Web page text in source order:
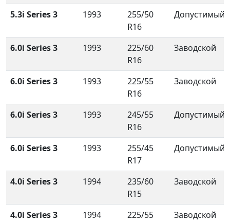
5.3i Series 3 1993
255/50
R16
Допустимый
6.0i Series 3 1993
225/60
R16
Заводской
6.0i Series 3 1993
225/55
R16
Заводской
6.0i Series 3 1993
245/55
R16
Допустимый
6.0i Series 3 1993
255/45
R17
Допустимый
4.0i Series 3 1994
235/60
R15
Заводской
4.0i Series 3 1994
225/55
Заводской